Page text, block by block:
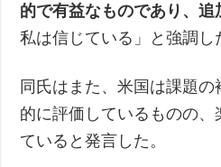
的で有益なものであり、追
私は信じている」と強調し
同氏はまた、米国は課題
的に評価しているものの、
ていると発言した。